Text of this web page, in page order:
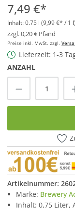
7,49 €*
Inhalt:0.75 l (9,99 €* / 1 l)
zzgl. 0,20 € Pfand
Preise inkl. MwSt. zzgl.
Lieferzeit: 1-3
ANZAHL
Produkt
Artikelnummer:
Marke: Brewery
Inhalt: 0,75 Liter,